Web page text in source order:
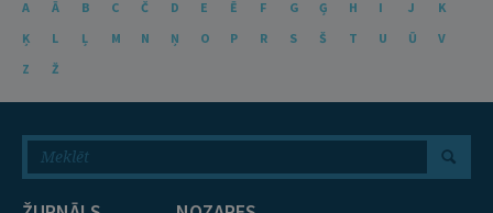
A Ā B C Č D E Ē F G Ģ H I J
K
Ķ
L Ļ M N Ņ O P R S Š T U Ū
V
Z
Ž